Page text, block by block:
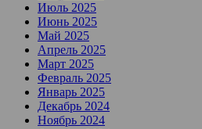
Июль 2025
Июнь 2025
Май 2025
Апрель 2025
Март 2025
Февраль 2025
Январь 2025
Декабрь 2024
Ноябрь 2024